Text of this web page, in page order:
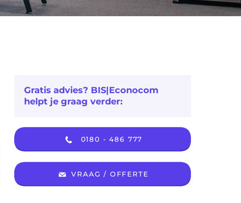
Gratis advies? BIS|Econocom
helpt je graag verder:
0180 - 486 777
VRAAG / OFFERTE